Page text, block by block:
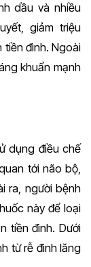
dầu và nhiều
giảm triệu
tiền đình. Ngoài
khuẩn mạnh
dụng điều chế
tới não bộ,
ra, người bệnh
này để loại
tiền đình. Dưới
từ rễ đinh lăng